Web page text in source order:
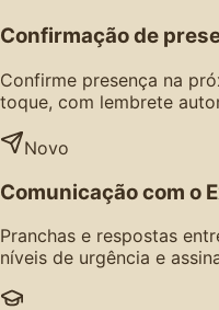
Confirmação de
Confirme presença na
toque, com lembrete
Novo
Comunicação com o
Pranchas e respostas
níveis de urgência e